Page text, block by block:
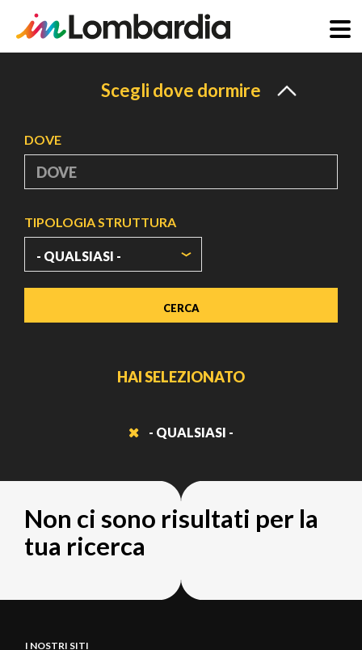
Scegli dove dormire
DOVE
TIPOLOGIA STRUTTURA
HAI SELEZIONATO
- QUALSIASI -
Non ci sono risultati per la
tua ricerca
I NOSTRI SITI